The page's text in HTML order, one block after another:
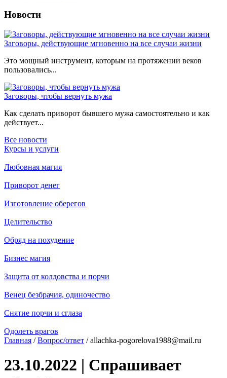
Новости
Заговоры, действующие мгновенно на все случаи жизни
Это мощный инструмент, которым на протяжении веков
пользовались...
Заговоры, чтобы вернуть мужа
Как сделать приворот бывшего мужа самостоятельно и как
действует...
Все новости
Курсы и услуги
Любовная магия
Приворот денег
Изготовление оберегов
Целительство
Обряд на похудение
Бизнес магия
Защита от колдовства и порчи
Венец безбрачия, одиночество
Снятие порчи и сглаза
Одолеть врагов
Главная /Вопрос/ответ / allachka-pogorelova1988@mail.ru
23.10.2022 | Спрашивает